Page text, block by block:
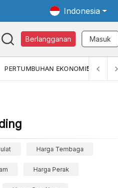
Indonesia
Berlangganan Masuk
EKONOMI5,11%
Harga Tembaga
Harga Perak